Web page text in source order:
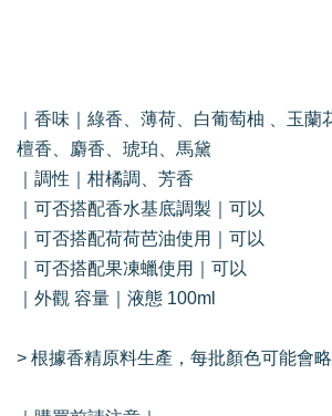
｜香味｜綠香、薄荷、白葡萄柚 、玉蘭
檀香、麝香、琥珀、馬黛
｜調性｜柑橘調、芳香
｜可否搭配香水基底調製｜可以
｜可否搭配荷荷芭油使用｜可以
｜可否搭配果凍蠟使用｜可以
｜外觀 容量｜液態 100ml
> 根據香精原料生產，每批顏色可能會略